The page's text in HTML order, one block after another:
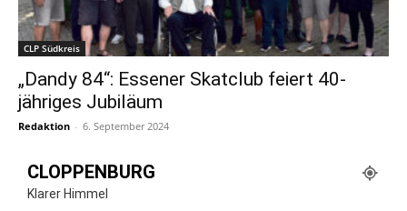
CLP Südkreis
„Dandy 84“: Essener Skatclub feiert 40-
jähriges Jubiläum
Redaktion - 6. September 2024
CLOPPENBURG
Klarer Himmel